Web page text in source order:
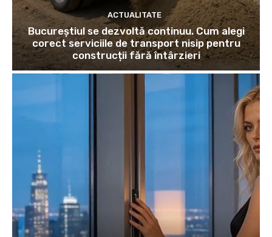
ACTUALITATE
Bucureștiul se dezvoltă continuu. Cum alegi
corect serviciile de transport nisip pentru
construcții fără întârzieri